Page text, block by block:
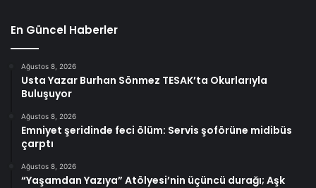
En Güncel Haberler
Ağustos 8, 2026
Usta Yazar Burhan Sönmez TESAK’ta Okurlarıyla
Buluşuyor
Ağustos 8, 2026
Emniyet şeridinde feci ölüm: Servis şoförüne midibüs
çarptı
Ağustos 8, 2026
“Yaşamdan Yazıya” Atölyesi’nin üçüncü durağı; Aşk